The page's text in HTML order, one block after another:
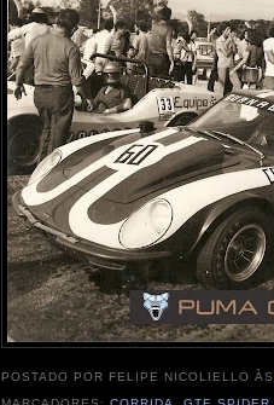
POSTADO POR FELIPE NICOLIELLO ÀS